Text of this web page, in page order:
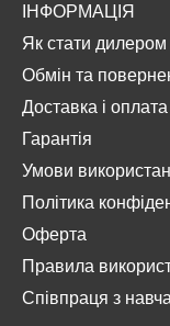
ІНФОРМАЦІЯ
Як стати дилером
Обмін та
Доставка і оплата
Гарантія
Умови
Політика
Оферта
Правила
Співпраця з